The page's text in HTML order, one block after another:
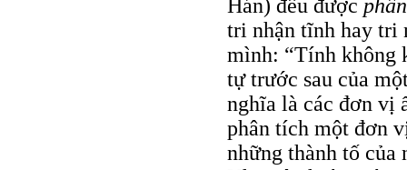
Hán) đều được
tri nhận tĩnh hay tri
mình: “Tính không
tự trước sau của
nghĩa là các đơn vị
phân tích một đơn
những thành tố của